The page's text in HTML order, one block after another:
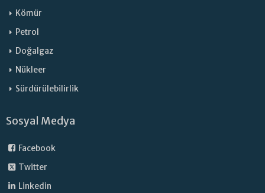
Kömür
Petrol
Doğalgaz
Nükleer
Sürdürülebilirlik
Sosyal Medya
Facebook
Twitter
Linkedin